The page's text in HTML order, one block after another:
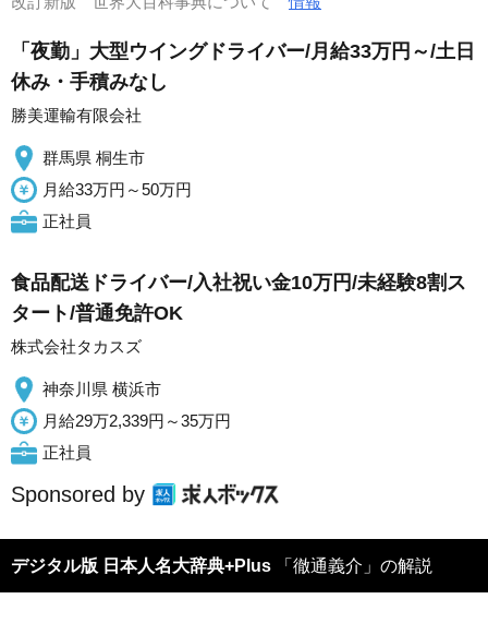
「夜勤」大型ウイングドライバー/月給33万円～/土日
休み・手積みなし
勝美運輸有限会社
群馬県 桐生市
月給33万円～50万円
正社員
食品配送ドライバー/入社祝い金10万円/未経験8割ス
タート/普通免許OK
株式会社タカスズ
神奈川県 横浜市
月給29万2,339円～35万円
正社員
Sponsored by
デジタル版 日本人名大辞典+Plus 「徹通義介」の解説